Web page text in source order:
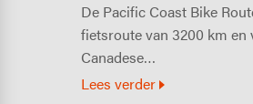
De Pacific Coast Bike
fietsroute van 3200 km en
Canadese…
Lees verder